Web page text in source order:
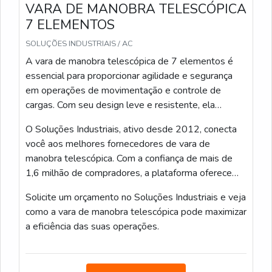
Verificar carga máxima e certificação antes da
compra
Estabelecer rotina diária de inspeção e registro
de manutenção
Escolher modelos com pontas e travas
compatíveis com sua frota
Se priorizar durabilidade e segurança, a 12 metros
reduz intervenções externas e melhora eficiência
operacional em tarefas de alta precisão.
Eu recomendo a vara de manobra telescópica 12
controlado: compre com base em compatibilidade,
manutenção e avaliação de risco.
O QUE É UMA VARA DE MANOBRA
TELESCÓPICA 12 METROS E PARA QUE ELA
VARA DE MANOBRA TELESCÓPICA
7 ELEMENTOS
SOLUÇÕES INDUSTRIAIS / AC
A vara de manobra telescópica de 7 elementos é
essencial para proporcionar agilidade e segurança
em operações de movimentação e controle de
cargas. Com seu design leve e resistente, ela
trabalho em diferentes alturas e ângulos.
O Soluções Industriais, ativo desde 2012, conecta
você aos melhores fornecedores de vara de
manobra telescópica. Com a confiança de mais de
1,6 milhão de compradores, a plataforma oferece
soluções industriais de qualidade.
Solicite um orçamento no Soluções Industriais e veja
como a vara de manobra telescópica pode maximizar
a eficiência das suas operações.